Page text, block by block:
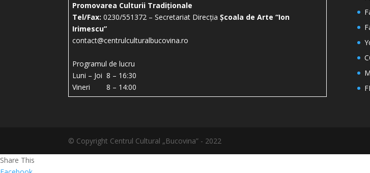
Promovarea Culturii Tradiționale
Tel/Fax: 0230/551372 – Secretariat DirecțiaȘcoala de Arte “Ion
Irimescu”
contact@centrulculturalbucovina.ro
Programul de lucru
Luni – Joi 8 – 16:30
Vineri 8 – 14:00
© Copyright Centrul Cultural „Bucovina” - 2022
Share This